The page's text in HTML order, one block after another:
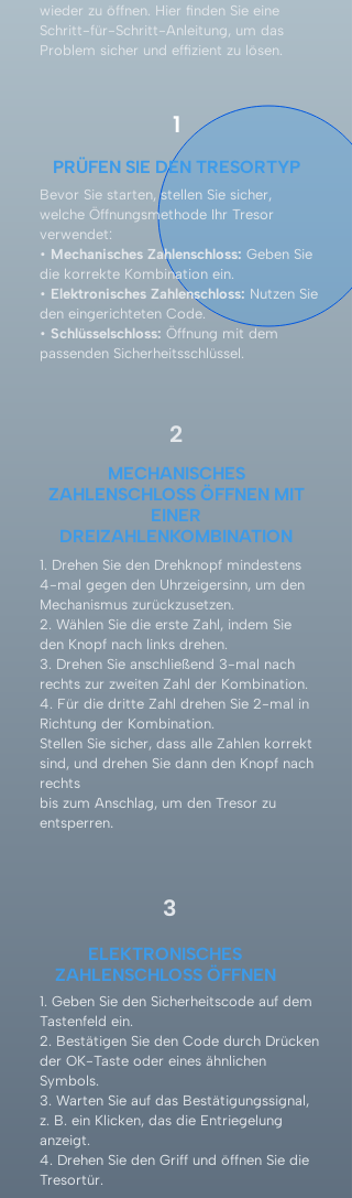
wieder zu öffnen. Hier finden Sie eine
Schritt-für-Schritt-Anleitung, um das
Problem sicher und effizient zu lösen.
1
PRÜFEN SIE DEN TRESORTYP
Bevor Sie starten, stellen Sie sicher,
welche Öffnungsmethode Ihr Tresor
verwendet:
• Mechanisches Zahlenschloss: Geben Sie
die korrekte Kombination ein.
• Elektronisches Zahlenschloss: Nutzen Sie
den eingerichteten Code.
• Schlüsselschloss: Öffnung mit dem
passenden Sicherheitsschlüssel.
2
MECHANISCHES
ZAHLENSCHLOSS ÖFFNEN MIT
EINER
DREIZAHLENKOMBINATION
1. Drehen Sie den Drehknopf mindestens
4-mal gegen den Uhrzeigersinn, um den
Mechanismus zurückzusetzen.
2. Wählen Sie die erste Zahl, indem Sie
den Knopf nach links drehen.
3. Drehen Sie anschließend 3-mal nach
rechts zur zweiten Zahl der Kombination.
4. Für die dritte Zahl drehen Sie 2-mal in
Richtung der Kombination.
Stellen Sie sicher, dass alle Zahlen korrekt
sind, und drehen Sie dann den Knopf nach
rechts
bis zum Anschlag, um den Tresor zu
entsperren.
3
ELEKTRONISCHES
ZAHLENSCHLOSS ÖFFNEN
1. Geben Sie den Sicherheitscode auf dem
Tastenfeld ein.
2. Bestätigen Sie den Code durch Drücken
der OK-Taste oder eines ähnlichen
Symbols.
3. Warten Sie auf das Bestätigungssignal,
z. B. ein Klicken, das die Entriegelung
anzeigt.
4. Drehen Sie den Griff und öffnen Sie die
Tresortür.